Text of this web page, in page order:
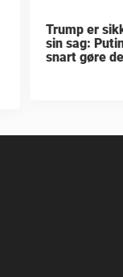
Trump er
sin sag:
snart gøre